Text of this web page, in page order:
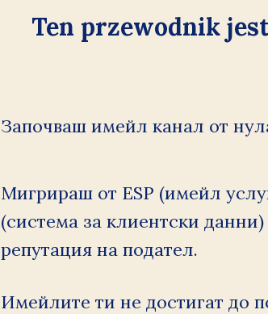
Ten przewodnik
Започваш имейл канал от
Мигрираш от ESP (имейл
(система за клиентски
репутация на подател.
Имейлите ти не достигат до